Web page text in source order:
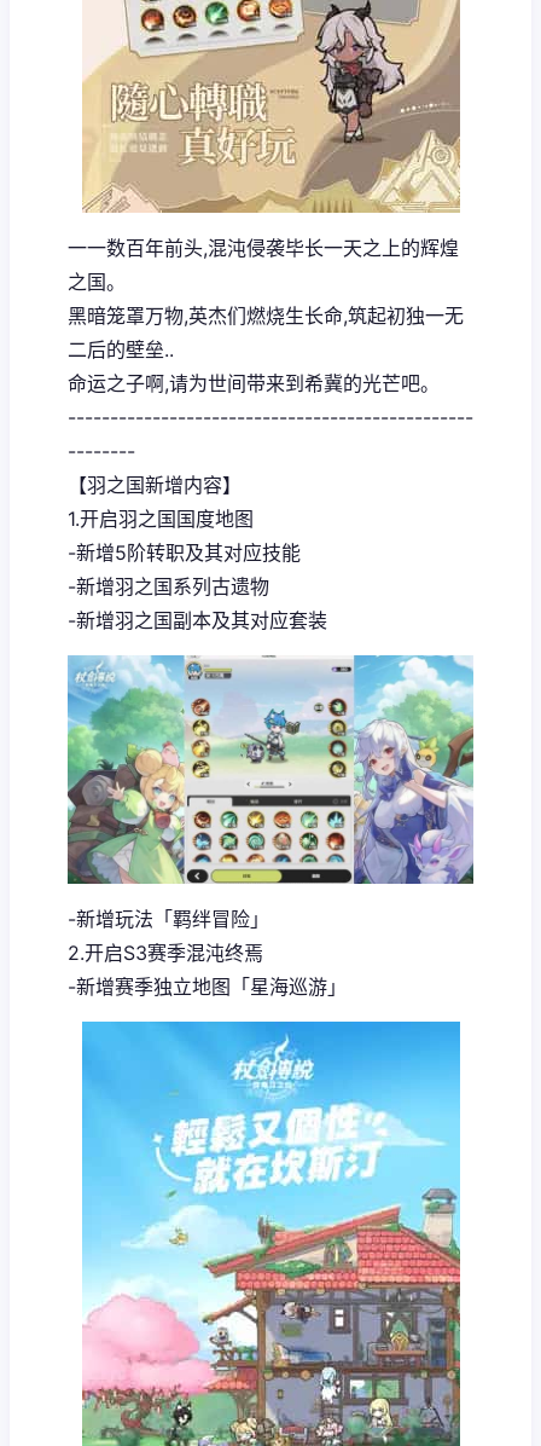
一一数百年前头,混沌侵袭毕长一天之上的辉煌
之国。
黑暗笼罩万物,英杰们燃烧生长命,筑起初独一无
二后的壁垒..
命运之子啊,请为世间带来到希冀的光芒吧。
------------------------------------------------
--------
【羽之国新增内容】
1.开启羽之国国度地图
-新增5阶转职及其对应技能
-新增羽之国系列古遗物
-新增羽之国副本及其对应套装
-新增玩法「羁绊冒险」
2.开启S3赛季混沌终焉
-新增赛季独立地图「星海巡游」